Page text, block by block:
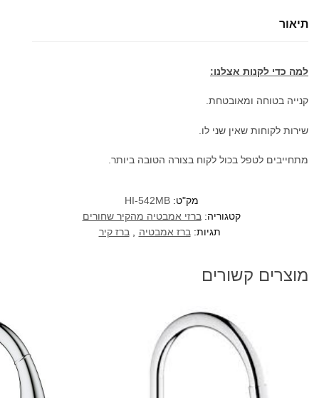
שחור
תיאור
למה כדי לקנות אצלנו:
קנייה בטוחה ומאובטחת.
שירות לקוחות שאין שני לו.
מתחייבים לטפל בכול לקוח בצורה הטובה ביותר.
מק"ט:HI-542MB
קטגוריה:ברזי אמבטיה מהקיר שחורים
תגיות:ברז אמבטיה ,ברז קיר
מוצרים קשורים